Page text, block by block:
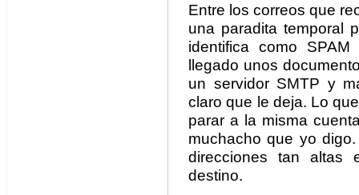
Entre los correos que
una paradita temporal
identifica como
llegado unos
un servidor SMTP y
claro que le deja. Lo
parar a la misma
muchacho que yo
direcciones tan altas
destino.